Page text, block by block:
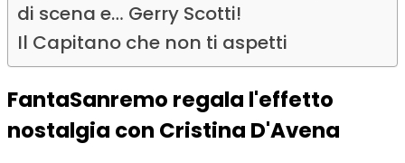
di scena e… Gerry Scotti!
Il Capitano che non ti aspetti
FantaSanremo regala l'effetto
nostalgia con Cristina D'Avena